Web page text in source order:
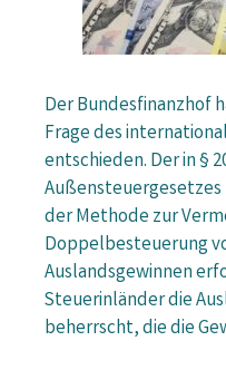
Der Bundesfinanzhof
Frage des
entschieden. Der in §
Außensteuergesetzes
der Methode zur
Doppelbesteuerung
Auslandsgewinnen
Steuerinländer die
beherrscht, die die